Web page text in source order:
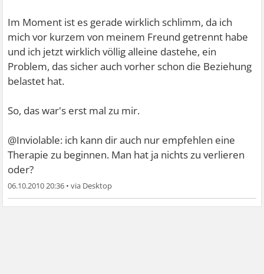
Im Moment ist es gerade wirklich schlimm, da ich
mich vor kurzem von meinem Freund getrennt habe
und ich jetzt wirklich völlig alleine dastehe, ein
Problem, das sicher auch vorher schon die Beziehung
belastet hat.
So, das war's erst mal zu mir.
@Inviolable: ich kann dir auch nur empfehlen eine
Therapie zu beginnen. Man hat ja nichts zu verlieren
oder?
06.10.2010 20:36 •